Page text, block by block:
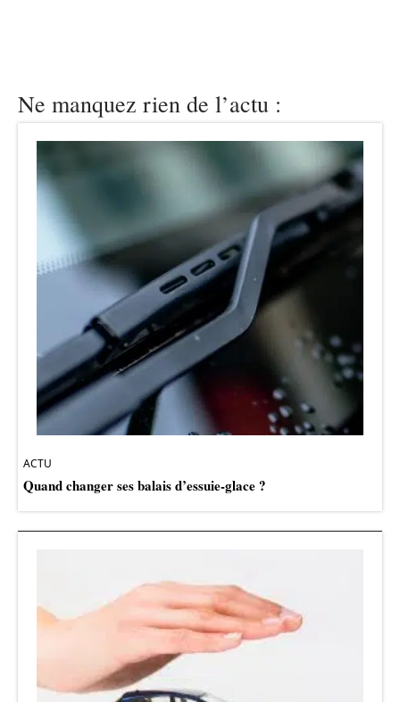
Ne manquez rien de l’actu :
ACTU
Quand changer ses balais d’essuie-glace ?